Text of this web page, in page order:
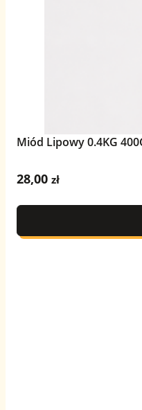
Miód Lipowy 0.4KG
28,00zł